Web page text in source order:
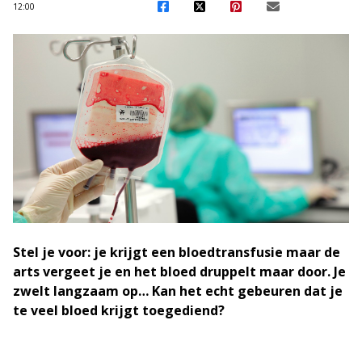
12:00
Stel je voor: je krijgt een bloedtransfusie maar de
arts vergeet je en het bloed druppelt maar door. Je
zwelt langzaam op… Kan het echt gebeuren dat je
te veel bloed krijgt toegediend?